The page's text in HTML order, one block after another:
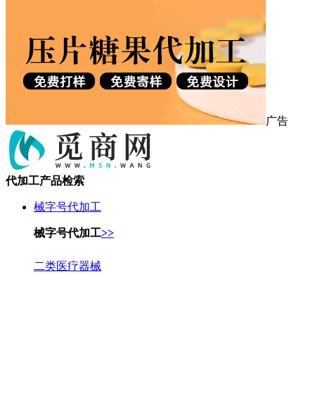
广告
代加工产品检索
械字号代加工
械字号代加工>>
二类医疗器械